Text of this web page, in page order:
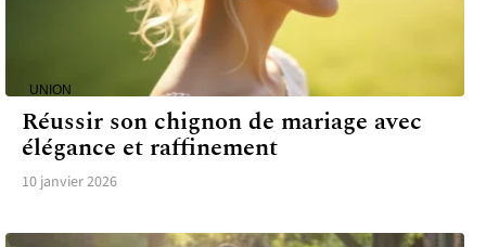
UNION
Réussir son chignon de mariage avec
élégance et raffinement
10 janvier 2026